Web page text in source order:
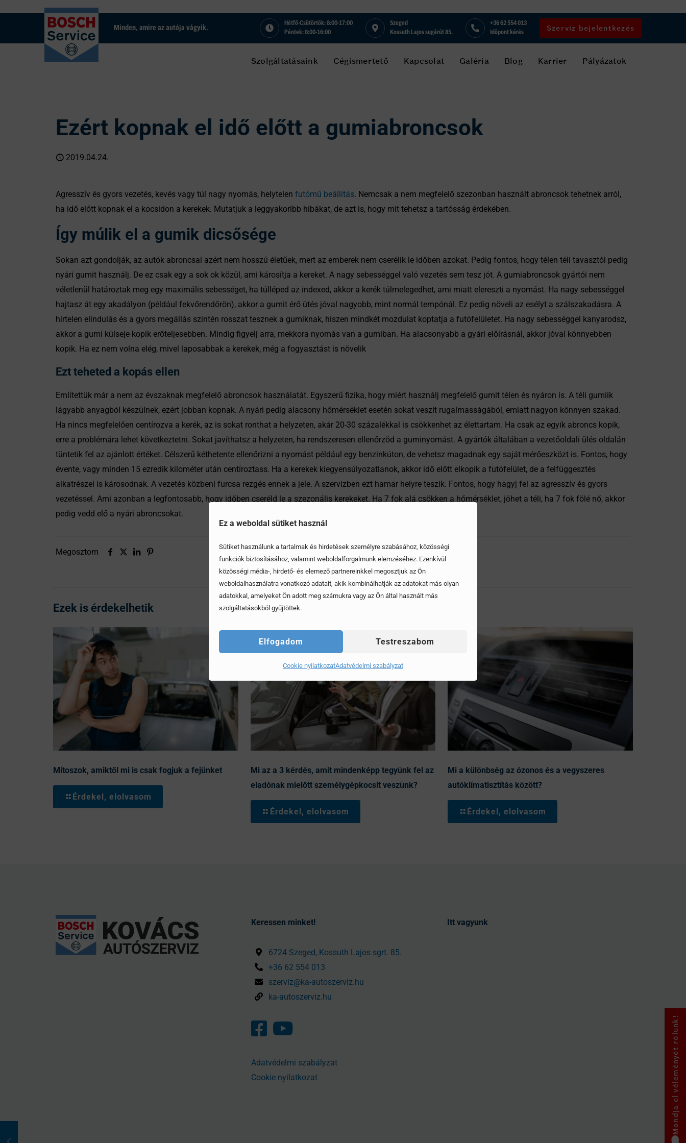
Ez a weboldal sütiket használ
Sütiket használunk a tartalmak és hirdetések személyre szabásához, közösségi
funkciók biztosításához, valamint weboldalforgalmunk elemzéséhez. Ezenkívül
közösségi média-, hirdető- és elemező partnereinkkel megosztjuk az Ön
weboldalhasználatra vonatkozó adatait, akik kombinálhatják az adatokat más olyan
adatokkal, amelyeket Ön adott meg számukra vagy az Ön által használt más
szolgáltatásokból gyűjtöttek.
Elfogadom Testreszabom
Cookie nyilatkozatAdatvédelmi szabályzat
Minden, amire az autója vágyik.
Hétfő-Csütörtök: 8:00-17:00
Péntek: 8:00-16:00
Szeged
Kossuth Lajos sugárút 85.
+36 62 554 013
Időpont kérés
Szerviz bejelentkezés
Szolgáltatásaink Cégismertető Kapcsolat Galéria Blog Karrier Pályázatok
Ezért kopnak el idő előtt a gumiabroncsok
2019.04.24.
Agresszív és gyors vezetés, kevés vagy túl nagy nyomás, helytelen futómű beállítás. Nemcsak a nem megfelelő szezonban használt abroncsok tehetnek arról,
ha idő előtt kopnak el a kocsidon a kerekek. Mutatjuk a leggyakoribb hibákat, de azt is, hogy mit tehetsz a tartósság érdekében.
Így múlik el a gumik dicsősége
Sokan azt gondolják, az autók abroncsai azért nem hosszú életűek, mert az emberek nem cserélik le időben azokat. Pedig fontos, hogy télen téli tavasztól pedig
nyári gumit használj. De ez csak egy a sok ok közül, ami károsítja a kereket. A nagy sebességgel való vezetés sem tesz jót. A gumiabroncsok gyártói nem
véletlenül határoztak meg egy maximális sebességet, ha túlléped az indexed, akkor a kerék túlmelegedhet, ami miatt elereszti a nyomást. Ha nagy sebességgel
hajtasz át egy akadályon (például fekvőrendőrön), akkor a gumit érő ütés jóval nagyobb, mint normál tempónál. Ez pedig növeli az esélyt a szálszakadásra. A
hirtelen elindulás és a gyors megállás szintén rosszat tesznek a gumiknak, hiszen mindkét mozdulat koptatja a futófelületet. Ha nagy sebességgel kanyarodsz,
akkor a gumi külseje kopik erőteljesebben. Mindig figyelj arra, mekkora nyomás van a gumiban. Ha alacsonyabb a gyári előírásnál, akkor jóval könnyebben
kopik. Ha ez nem volna elég, mivel laposabbak a kerekek, még a fogyasztást is növelik
Ezt teheted a kopás ellen
Említettük már a nem az évszaknak megfelelő abroncsok használatát. Egyszerű fizika, hogy miért használj megfelelő gumit télen és nyáron is. A téli gumiik
lágyabb anyagból készülnek, ezért jobban kopnak. A nyári pedig alacsony hőmérséklet esetén sokat veszít rugalmasságából, emiatt nagyon könnyen szakad.
Ha nincs megfelelően centírozva a kerék, az is sokat ronthat a helyzeten, akár 20-30 százalékkal is csökkenhet az élettartam. Ha csak az egyik abroncs kopik,
erre a problémára lehet következtetni. Sokat javíthatsz a helyzeten, ha rendszeresen ellenőrzöd a guminyomást. A gyártók általában a vezetőoldali ülés oldalán
tüntetik fel az ajánlott értéket. Célszerű kéthetente ellenőrizni a nyomást például egy benzinkúton, de vehetsz magadnak egy saját mérőeszközt is. Fontos, hogy
évente, vagy minden 15 ezredik kilométer után centíroztass. Ha a kerekek kiegyensúlyozatlanok, akkor idő előtt elkopik a futófelület, de a felfüggesztés
alkatrészei is károsodnak. A vezetés közbeni furcsa rezgés ennek a jele. A szervizben ezt hamar helyre teszik. Fontos, hogy hagyj fel az agresszív és gyors
vezetéssel. Ami azonban a legfontosabb, hogy időben cseréld le a szezonális kerekeket. Ha 7 fok alá csökken a hőmérséklet, jöhet a téli, ha 7 fok fölé nő, akkor
pedig vedd elő a nyári abroncsokat.
Megosztom
Ezek is érdekelhetik
Mítoszok, amiktől mi is csak fogjuk a fejünket
Érdekel, elolvasom
Mi az a 3 kérdés, amit mindenképp tegyünk fel az
eladónak mielőtt személygépkocsit veszünk?
Érdekel, elolvasom
Mi a különbség az ózonos és a vegyszeres
autóklímatisztítás között?
Érdekel, elolvasom
Keressen minket!
6724 Szeged, Kossuth Lajos sgrt. 85.
+36 62 554 013
szerviz@ka-autoszerviz.hu
ka-autoszerviz.hu
Adatvédelmi szabályzat
Cookie nyilatkozat
Itt vagyunk
Mondja el véleményét rólunk!